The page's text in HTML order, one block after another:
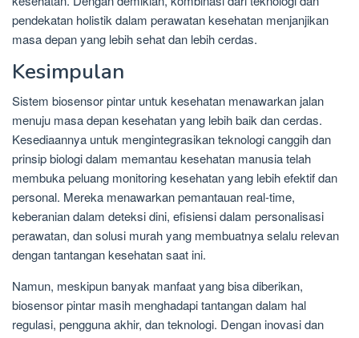
pendekatan holistik dalam perawatan kesehatan menjanjikan
masa depan yang lebih sehat dan lebih cerdas.
Kesimpulan
Sistem biosensor pintar untuk kesehatan menawarkan jalan
menuju masa depan kesehatan yang lebih baik dan cerdas.
Kesediaannya untuk mengintegrasikan teknologi canggih dan
prinsip biologi dalam memantau kesehatan manusia telah
membuka peluang monitoring kesehatan yang lebih efektif dan
personal. Mereka menawarkan pemantauan real-time,
keberanian dalam deteksi dini, efisiensi dalam personalisasi
perawatan, dan solusi murah yang membuatnya selalu relevan
dengan tantangan kesehatan saat ini.
Namun, meskipun banyak manfaat yang bisa diberikan,
biosensor pintar masih menghadapi tantangan dalam hal
regulasi, pengguna akhir, dan teknologi. Dengan inovasi dan